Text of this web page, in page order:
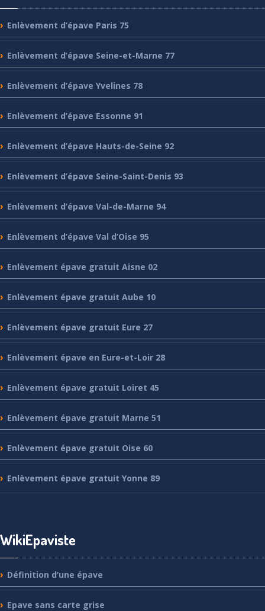
Enlèvement d’épave Paris 75
Enlèvement d’épave Seine-et-Marne 77
Enlèvement d’épave Yvelines 78
Enlèvement d’épave Essonne 91
Enlèvement d’épave Hauts-de-Seine 92
Enlèvement d’épave Seine-Saint-Denis 93
Enlèvement d’épave Val-de-Marne 94
Enlèvement d’épave Val d’Oise 95
Enlèvement épave gratuit Aisne 02
Enlèvement épave gratuit Aube 10
Enlèvement épave gratuit Eure 27
Enlèvement épave en Eure-et-Loir 28
Enlèvement épave gratuit Loiret 45
Enlèvement épave gratuit Marne 51
Enlèvement épave gratuit Oise 60
Enlèvement épave gratuit Yonne 89
WikiEpaviste
Définition d’une épave
Epave sans carte grise